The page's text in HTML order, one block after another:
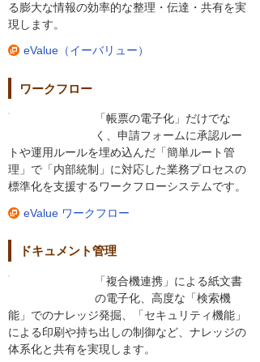
る膨大な情報の効率的な整理・伝達・共有を実
現します。
eValue（イーバリュー）
ワークフロー
「帳票の電子化」だけでな
く、申請フォームに承認ルー
トや運用ルールを埋め込んだ「簡単ルート管
理」で「内部統制」に対応した業務プロセスの
標準化を支援するワークフローシステムです。
eValue ワークフロー
ドキュメント管理
「複合機連携」による紙文書
の電子化、高度な「検索機
能」でのナレッジ発掘、「セキュリティ機能」
による印刷や持ち出しの制御など、ナレッジの
体系化と共有を実現します。